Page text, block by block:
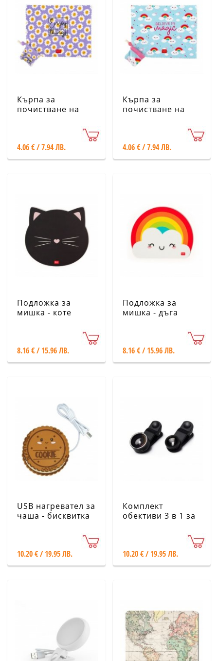
Кърпа за
почистване на
4.06 € / 7.94 ЛВ.
Кърпа за
почистване на
4.06 € / 7.94 ЛВ.
Подложка за
мишка - коте
8.16 € / 15.96 ЛВ.
Подложка за
мишка - дъга
8.16 € / 15.96 ЛВ.
USB нагревател за
чаша - бисквитка
10.20 € / 19.95 ЛВ.
Комплект
обективи 3 в 1 за
10.20 € / 19.95 ЛВ.